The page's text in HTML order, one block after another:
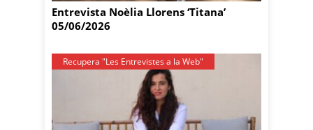
Entrevista Noèlia Llorens ‘Titana’
05/06/2026
Recupera "Les Entrevistes a la Web"